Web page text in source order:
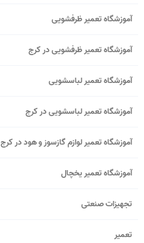
آموزشگاه تعمیر ظرفشویی
آموزشگاه تعمیر ظرفشویی در کرج
آموزشگاه تعمیر لباسشویی
آموزشگاه تعمیر لباسشویی در کرج
آموزشگاه تعمیر لوازم گازسوز و هود در کرج
آموزشگاه تعمیر یخچال
تجهیزات صنعتی
تعمیر